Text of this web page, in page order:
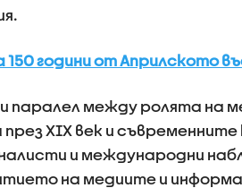
150 години от Априлското
паралел между ролята на
XIX век и
и международни
на медиите и